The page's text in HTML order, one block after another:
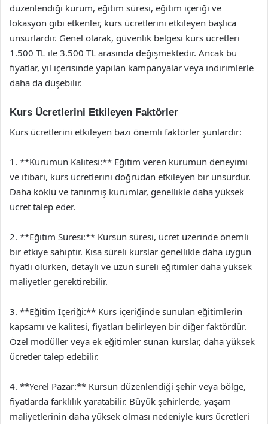
düzenlendiği kurum, eğitim süresi, eğitim içeriği ve
lokasyon gibi etkenler, kurs ücretlerini etkileyen başlıca
unsurlardır. Genel olarak, güvenlik belgesi kurs ücretleri
1.500 TL ile 3.500 TL arasında değişmektedir. Ancak bu
fiyatlar, yıl içerisinde yapılan kampanyalar veya indirimlerle
daha da düşebilir.
Kurs Ücretlerini Etkileyen Faktörler
Kurs ücretlerini etkileyen bazı önemli faktörler şunlardır:
1. **Kurumun Kalitesi:** Eğitim veren kurumun deneyimi
ve itibarı, kurs ücretlerini doğrudan etkileyen bir unsurdur.
Daha köklü ve tanınmış kurumlar, genellikle daha yüksek
ücret talep eder.
2. **Eğitim Süresi:** Kursun süresi, ücret üzerinde önemli
bir etkiye sahiptir. Kısa süreli kurslar genellikle daha uygun
fiyatlı olurken, detaylı ve uzun süreli eğitimler daha yüksek
maliyetler gerektirebilir.
3. **Eğitim İçeriği:** Kurs içeriğinde sunulan eğitimlerin
kapsamı ve kalitesi, fiyatları belirleyen bir diğer faktördür.
Özel modüller veya ek eğitimler sunan kurslar, daha yüksek
ücretler talep edebilir.
4. **Yerel Pazar:** Kursun düzenlendiği şehir veya bölge,
fiyatlarda farklılık yaratabilir. Büyük şehirlerde, yaşam
maliyetlerinin daha yüksek olması nedeniyle kurs ücretleri